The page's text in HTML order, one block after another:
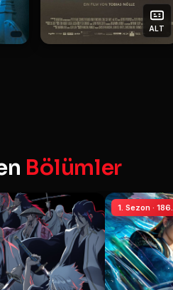
ALT
Bölümler
1. Sezon ·